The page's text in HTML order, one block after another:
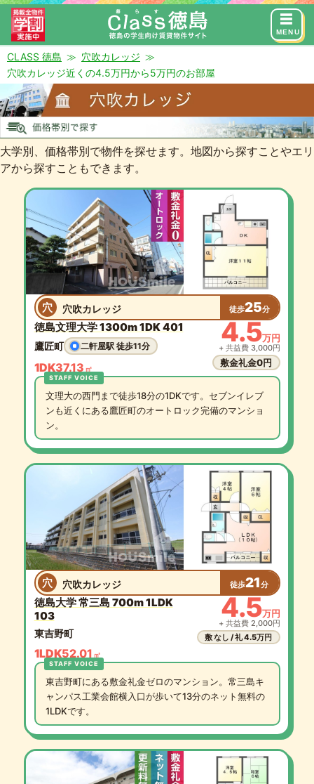
MENU
来店予約 お問い合わせ
CLASS 徳島
穴吹カレッジ
穴吹カレッジ近くの4.5万円から5万円のお部屋
大学別、価格帯別で物件を探せます。地図から探すことやエリ
アから探すこともできます。
穴 穴吹カレッジ 徒歩25分
徳島文理大学 1300m 1DK 401
鷹匠町 二軒屋駅 徒歩11分
1DK37.13 ㎡
4.5万円
+ 共益費 3,000円
敷金礼金0円
文理大の西門まで徒歩18分の1DKです。セブンイレブ
ンも近くにある鷹匠町のオートロック完備のマンショ
ン。
穴 穴吹カレッジ 徒歩21分
徳島大学 常三島 700m 1LDK
103
東吉野町
1LDK52.01 ㎡
4.5万円
+ 共益費 2,000円
敷 なし / 礼 4.5万円
東吉野町にある敷金礼金ゼロのマンション。常三島キ
ャンパス工業会館横入口が歩いて13分のネット無料の
1LDKです。